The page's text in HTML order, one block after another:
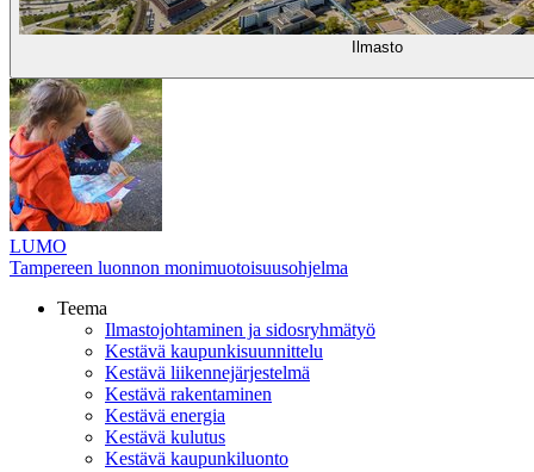
Ilmasto
LUMO
Tampereen luonnon monimuotoisuusohjelma
Teema
Ilmastojohtaminen ja sidosryhmätyö
Kestävä kaupunkisuunnittelu
Kestävä liikennejärjestelmä
Kestävä rakentaminen
Kestävä energia
Kestävä kulutus
Kestävä kaupunkiluonto